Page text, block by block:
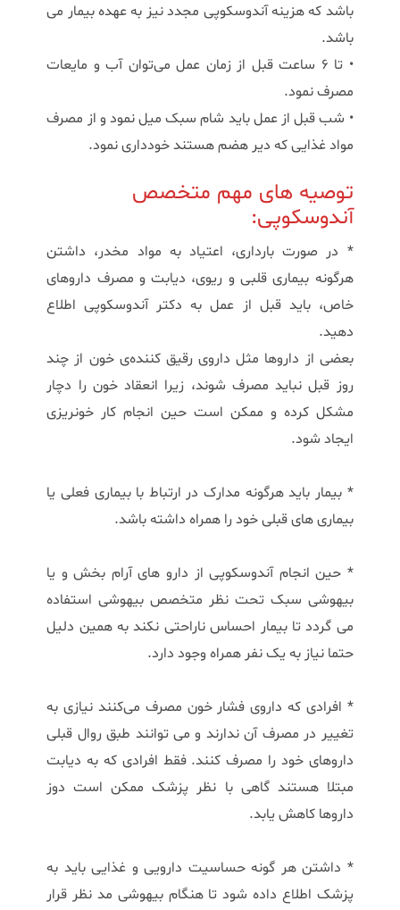
باشد کههزینه آندوسکوپی مجدد نیز به عهده بیمار می
باشد.
• تا 6 ساعت قبل از زمان عمل می‌توان آب و مایعات
مصرف نمود.
• شب قبل از عمل باید شام سبک میل نمود و از مصرف
مواد غذایی که دیر هضم هستند خودداری نمود.
توصیه های مهم متخصص
آندوسکوپی:
* در صورت بارداری، اعتیاد به مواد مخدر، داشتن
هرگونه بیماری قلبی و ریوی، دیابت و مصرف داروهای
خاص، باید قبل از عمل به دکتر آندوسکوپی اطلاع
دهید.
بعضی از داروها مثل داروی رقیق کننده‌ی خون از چند
روز قبل نباید مصرف شوند، زیرا انعقاد خون را دچار
مشکل کرده و ممکن است حین انجام کار خونریزی
ایجاد شود.
* بیمار باید هرگونه مدارک در ارتباط با بیماری فعلی یا
بیماری های قبلی خود را همراه داشته باشد.
* حین انجام آندوسکوپی از دارو های آرام بخش و یا
بیهوشی سبک تحت نظر متخصص بیهوشی استفاده
می گردد تا بیمار احساس ناراحتی نکند به همین دلیل
حتما نیاز به یک نفر همراه وجود دارد.
* افرادی که داروی فشار خون مصرف می‌کنند نیازی به
تغییر در مصرف آن ندارند و می توانند طبق روال قبلی
داروهای خود را مصرف کنند. فقط افرادی که به دیابت
مبتلا هستند گاهی با نظر پزشک ممکن است دوز
داروها کاهش یابد.
* داشتن هر گونه حساسیت دارویی و غذایی باید به
پزشک اطلاع داده شود تا هنگام بیهوشی مد نظر قرار